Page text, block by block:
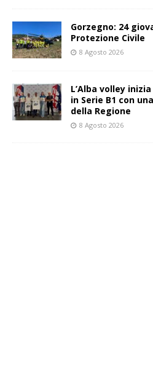
Gorzegno: 24
Protezione Civile
8 Agosto 2026
L’Alba volley
in Serie B1 con
della Regione
8 Agosto 2026